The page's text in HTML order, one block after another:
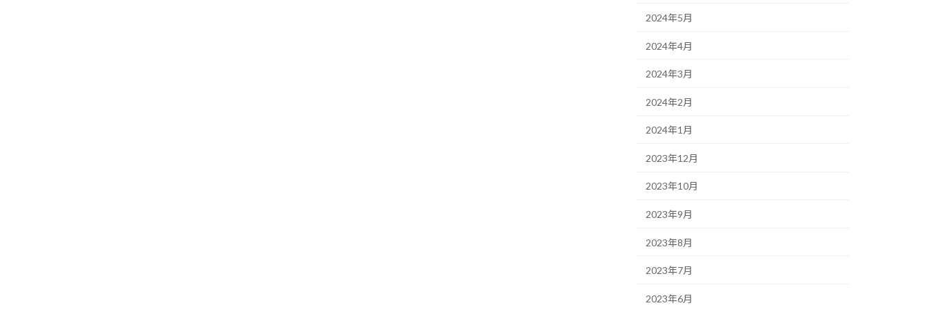
2024年5月
2024年4月
2024年3月
2024年2月
2024年1月
2023年12月
2023年10月
2023年9月
2023年8月
2023年7月
2023年6月